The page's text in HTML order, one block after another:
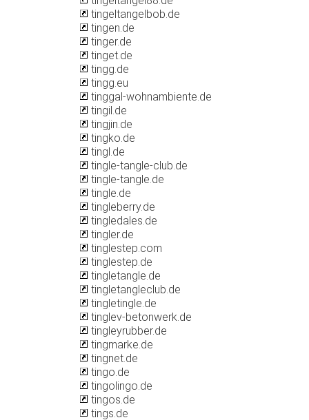
tingeltangelbob.de
tingen.de
tinger.de
tinget.de
tingg.de
tingg.eu
tinggal-wohnambiente.de
tingil.de
tingjin.de
tingko.de
tingl.de
tingle-tangle-club.de
tingle-tangle.de
tingle.de
tingleberry.de
tingledales.de
tingler.de
tinglestep.com
tinglestep.de
tingletangle.de
tingletangleclub.de
tingletingle.de
tinglev-betonwerk.de
tingleyrubber.de
tingmarke.de
tingnet.de
tingo.de
tingolingo.de
tingos.de
tings.de